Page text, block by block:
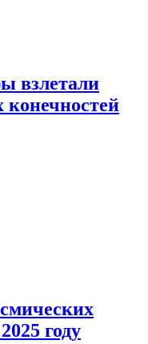
взлетали
году